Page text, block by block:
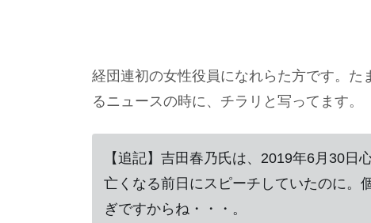
経団連初の女性役員になれらた方です。
るニュースの時に、チラリと写ってます。
【追記】吉田春乃氏は、2019年6月30日
亡くなる前日にスピーチしていたのに。
ぎですからね・・・。